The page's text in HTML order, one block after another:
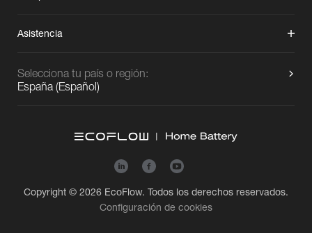
Asistencia
Selecciona tu país o región:
España(Español)
Copyright © 2026 EcoFlow. Todos los derechos reservados.
Configuración de cookies